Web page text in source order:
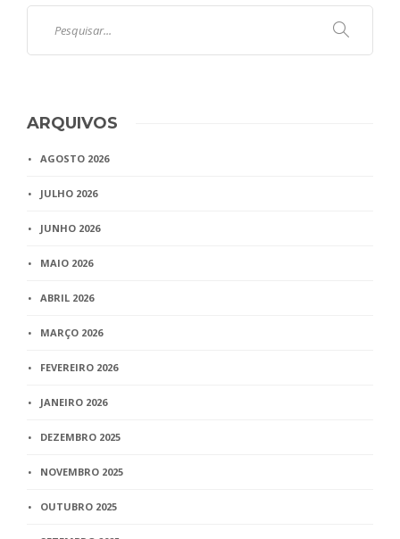
ARQUIVOS
AGOSTO 2026
JULHO 2026
JUNHO 2026
MAIO 2026
ABRIL 2026
MARÇO 2026
FEVEREIRO 2026
JANEIRO 2026
DEZEMBRO 2025
NOVEMBRO 2025
OUTUBRO 2025